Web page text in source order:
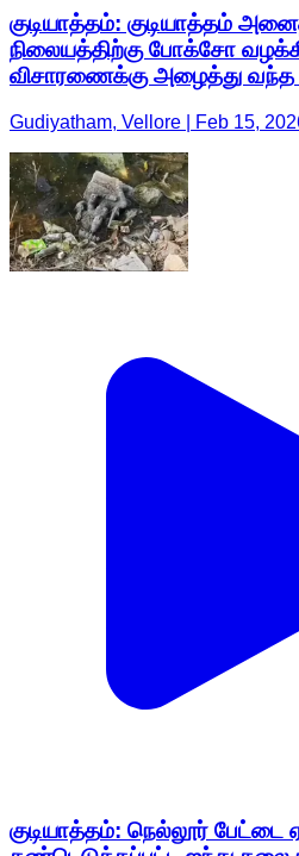
குடியாத்தம்: குடியாத்தம்
நிலையத்திற்கு போக்சோ
விசாரணைக்கு அழைத்து வந்த
Gudiyatham, Vellore | Feb 15,
குடியாத்தம்: நெல்லூர் பேட்டை